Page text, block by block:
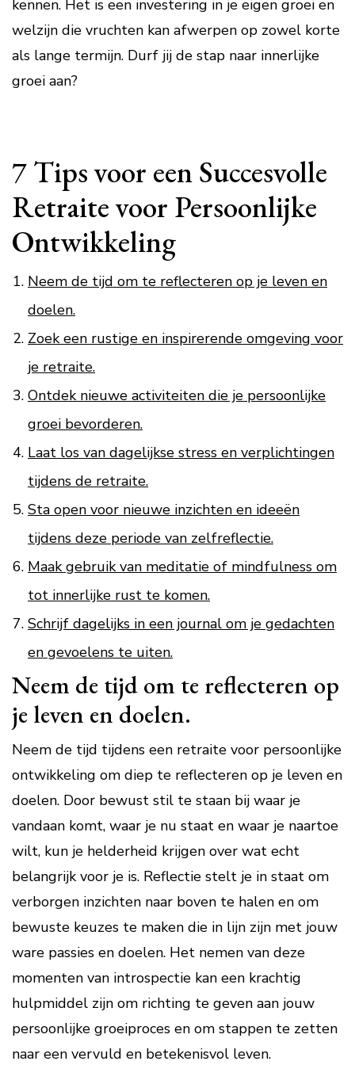
kennen. Het is een investering in je eigen groei en
welzijn die vruchten kan afwerpen op zowel korte
als lange termijn. Durf jij de stap naar innerlijke
groei aan?
7 Tips voor een Succesvolle
Retraite voor Persoonlijke
Ontwikkeling
Neem de tijd om te reflecteren op je leven en
doelen.
Zoek een rustige en inspirerende omgeving voor
je retraite.
Ontdek nieuwe activiteiten die je persoonlijke
groei bevorderen.
Laat los van dagelijkse stress en verplichtingen
tijdens de retraite.
Sta open voor nieuwe inzichten en ideeën
tijdens deze periode van zelfreflectie.
Maak gebruik van meditatie of mindfulness om
tot innerlijke rust te komen.
Schrijf dagelijks in een journal om je gedachten
en gevoelens te uiten.
Neem de tijd om te reflecteren op
je leven en doelen.
Neem de tijd tijdens een retraite voor persoonlijke
ontwikkeling om diep te reflecteren op je leven en
doelen. Door bewust stil te staan bij waar je
vandaan komt, waar je nu staat en waar je naartoe
wilt, kun je helderheid krijgen over wat echt
belangrijk voor je is. Reflectie stelt je in staat om
verborgen inzichten naar boven te halen en om
bewuste keuzes te maken die in lijn zijn met jouw
ware passies en doelen. Het nemen van deze
momenten van introspectie kan een krachtig
hulpmiddel zijn om richting te geven aan jouw
persoonlijke groeiproces en om stappen te zetten
naar een vervuld en betekenisvol leven.